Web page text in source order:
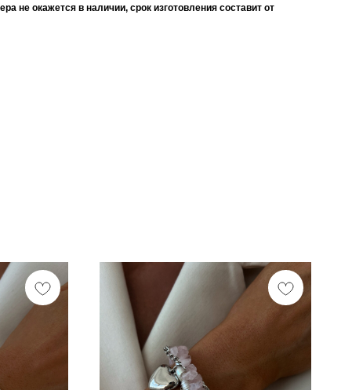
не окажется в наличии, срок изготовления составит от